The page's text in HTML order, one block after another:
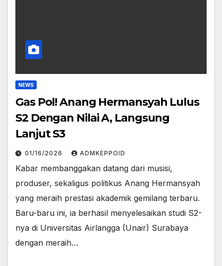
NEWS
Gas Pol! Anang Hermansyah Lulus
S2 Dengan Nilai A, Langsung
Lanjut S3
01/16/2026 ADMKEPPOID
Kabar membanggakan datang dari musisi,
produser, sekaligus politikus Anang Hermansyah
yang meraih prestasi akademik gemilang terbaru.
Baru-baru ini, ia berhasil menyelesaikan studi S2-
nya di Universitas Airlangga (Unair) Surabaya
dengan meraih…